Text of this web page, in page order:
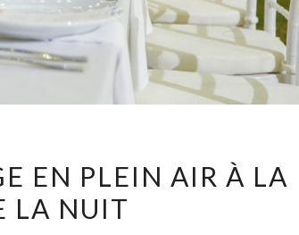
EN PLEIN AIR À LA
LA NUIT